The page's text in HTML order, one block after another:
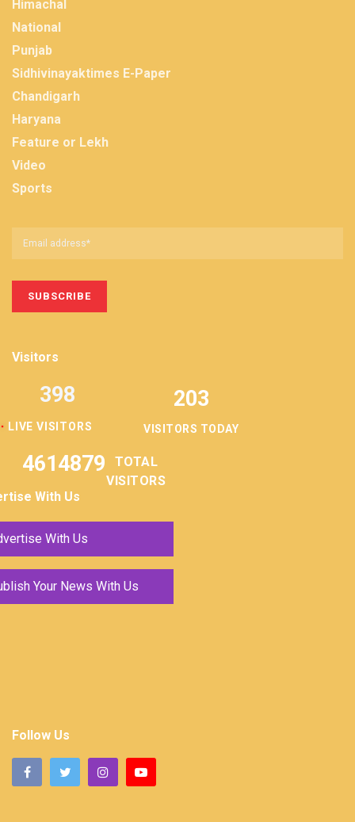
Himachal
National
Punjab
Sidhivinayaktimes E-Paper
Chandigarh
Haryana
Feature or Lekh
Video
Sports
Visitors
LIVE VISITORS
398 203
VISITORS TODAY
4614879
TOTAL
VISITORS
With Us
With Us
Your News With Us
Follow Us